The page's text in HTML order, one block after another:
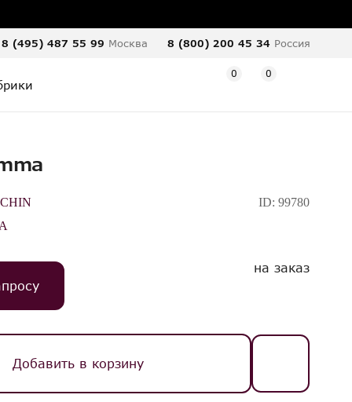
8 (495) 487 55 99 Москва 8 (800) 200 45 34 Россия
0 0
ID:99780
на заказ
Добавить в корзину